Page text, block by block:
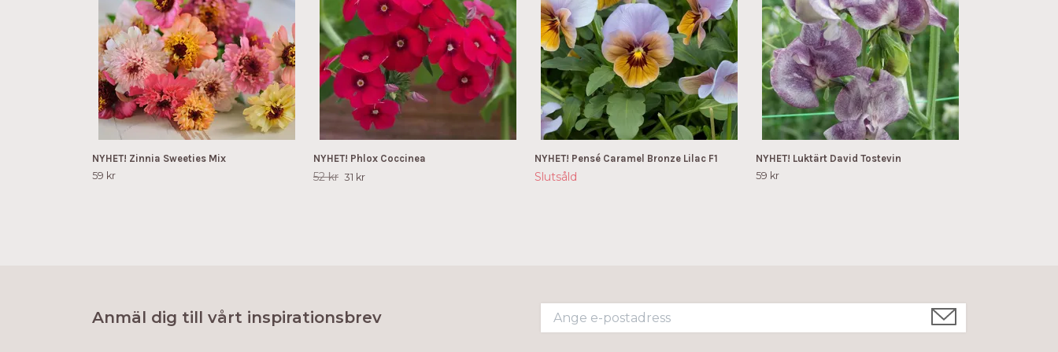
NYHET! Zinnia Sweeties Mix
59 kr
NYHET! Phlox Coccinea
52 kr 31 kr
NYHET! Pensé Caramel Bronze Lilac F1
Slutsåld
NYHET! Luktärt David Tostevin
59 kr
Anmäl dig till vårt inspirationsbrev